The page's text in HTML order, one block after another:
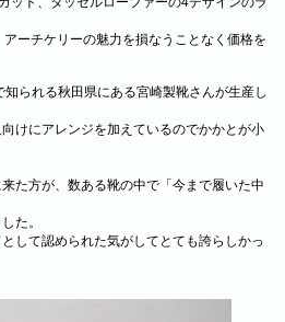
ーチケリーの魅力を損なうことなく価格を
られる秋田県にある宮崎製靴さんが生産し
けにアレンジを加えているのでかかとが小
た方が、数ある靴の中で「今まで履いた中
た。
して認められた気がしてとても誇らしかっ